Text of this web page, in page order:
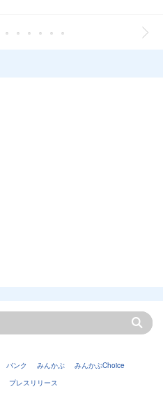
バンク みんかぶ
みんかぶChoice
プレスリリース